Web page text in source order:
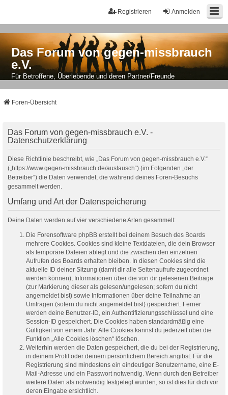
Anmelden
Registrieren
Das Forum von gegen-missbrauch
e.V.
Für Betroffene, Überlebende und deren Partner/Freunde
Foren-Übersicht
Das Forum von gegen-missbrauch e.V. -
Datenschutzerklärung
Diese Richtlinie beschreibt, wie „Das Forum von gegen-missbrauch e.V.“
(„https://www.gegen-missbrauch.de/austausch“) (im Folgenden „der
Betreiber“) die Daten verwendet, die während deines Foren-Besuchs
gesammelt werden.
Umfang und Art der Datenspeicherung
Deine Daten werden auf vier verschiedene Arten gesammelt:
Die Forensoftware phpBB erstellt bei deinem Besuch des Boards
mehrere Cookies. Cookies sind kleine Textdateien, die dein Browser
als temporäre Dateien ablegt und die zwischen den einzelnen
Aufrufen des Boards erhalten bleiben. In diesen Cookies sind die
aktuelle ID deiner Sitzung (damit dir alle Seitenaufrufe zugeordnet
werden können), Informationen über die von dir gelesenen Beiträge
(zur Markierung dieser als gelesen/ungelesen; sofern du nicht
angemeldet bist) sowie Informationen über deine Teilnahme an
Umfragen (sofern du nicht angemeldet bist) gespeichert. Ferner
werden deine Benutzer-ID, ein Authentifizierungsschlüssel und eine
Session-ID gespeichert. Die Cookies haben standardmäßig eine
Gültigkeit von einem Jahr. Alle Cookies kannst du jederzeit über die
Funktion „Alle Cookies löschen“ löschen.
Weiterhin werden die Daten gespeichert, die du bei der Registrierung,
in deinem Profil oder deinem persönlichem Bereich angibst. Für die
Registrierung sind mindestens ein eindeutiger Benutzername, eine E-
Mail-Adresse und ein Passwort notwendig. Wenn durch den Betreiber
weitere Daten als notwendig festgelegt wurden, so ist dies für dich vor
deren Eingabe ersichtlich.